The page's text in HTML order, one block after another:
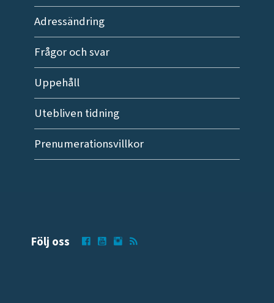
Adressändring
Frågor och svar
Uppehåll
Utebliven tidning
Prenumerationsvillkor
Följ oss